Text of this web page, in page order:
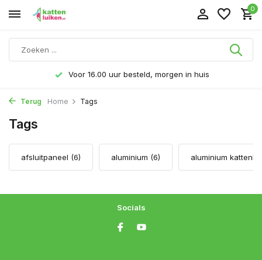
0
Voor 16.00 uur besteld, morgen in huis
Terug Home Tags
Tags
afsluitpaneel (6) aluminium (6) aluminium
Socials